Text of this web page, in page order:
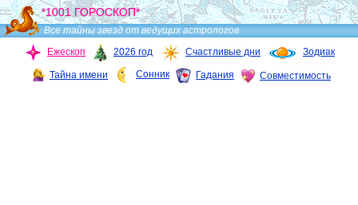
*1001 ГОРОСКОП*
Все тайны звезд от ведущих астрологов
Ежескоп
2026 год Счастливые дни Зодиак
Тайна имени Сонник Гадания Совместимость